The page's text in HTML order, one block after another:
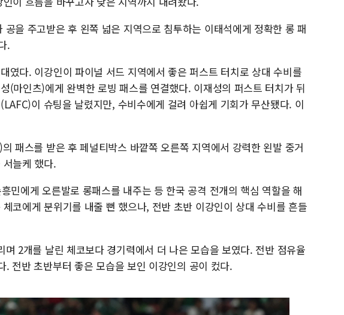
공을 주고받은 후 왼쪽 넓은 지역으로 침투하는 이태석에게 정확한 롱 패
.
였다. 이강인이 파이널 서드 지역에서 좋은 퍼스트 터치로 상대 수비를
(마인츠)에게 완벽한 로빙 패스를 연결했다. 이재성의 퍼스트 터치가 뒤
이 슈팅을 날렸지만, 수비수에게 걸려 아쉽게 기회가 무산됐다. 이
패스를 받은 후 페널티박스 바깥쪽 오른쪽 지역에서 강력한 왼발 중거
늘케 했다.
민에게 오른발로 롱패스를 내주는 등 한국 공격 전개의 핵심 역할을 해
코에게 분위기를 내줄 뻔 했으나, 전반 초반 이강인이 상대 수비를 흔들
2개를 날린 체코보다 경기력에서 더 나은 모습을 보였다. 전반 점유율
전반 초반부터 좋은 모습을 보인 이강인의 공이 컸다.